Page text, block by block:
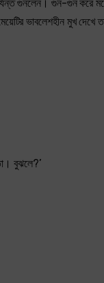
গুনলেন। গুন-গুন
ভাবলেশহীন মুখ দেখে
বুঝলে?’